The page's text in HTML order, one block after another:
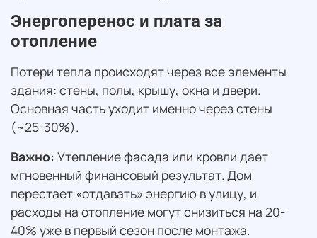
Энергоперенос и плата за
отопление
Потери тепла происходят через все элементы
здания: стены, полы, крышу, окна и двери.
Основная часть уходит именно через стены
(~25-30%).
Важно: Утепление фасада или кровли дает
мгновенный финансовый результат. Дом
перестает «отдавать» энергию в улицу, и
расходы на отопление могут снизиться на 20-
40% уже в первый сезон после монтажа.